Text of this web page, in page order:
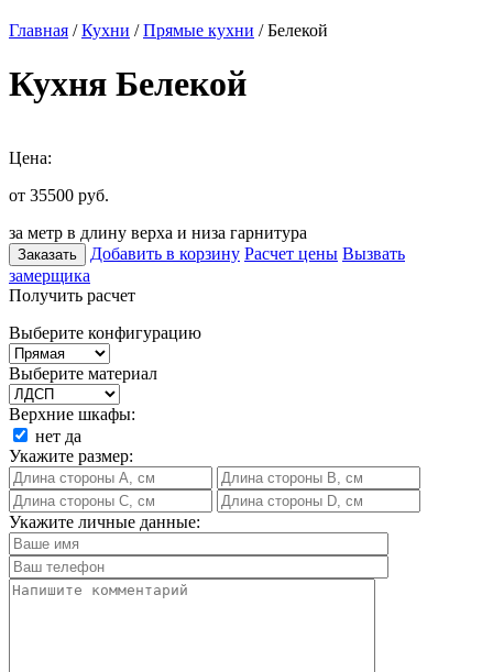
Главная /Кухни /Прямые кухни / Белекой
Кухня Белекой
Цена:
от 35500 руб.
за метр в длину верха и низа гарнитура
Заказать Добавить в корзину Расчет цены Вызвать
замерщика
Получить расчет
Выберите конфигурацию
Выберите материал
Верхние шкафы:
нет да
Укажите размер:
Укажите личные данные: